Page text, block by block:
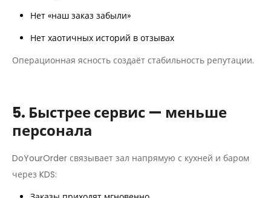
Нет «наш заказ забыли»
Нет хаотичных историй в отзывах
Операционная ясность создаёт стабильность репутации.
5. Быстрее сервис — меньше
персонала
DoYourOrder связывает зал напрямую с кухней и баром
через KDS: